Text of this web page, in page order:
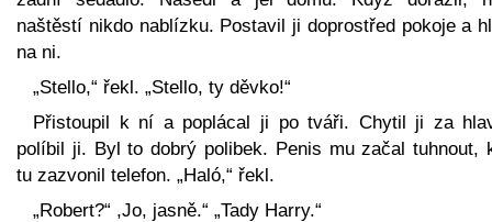
naštěstí nikdo nablízku. Postavil ji doprostřed pokoje a
na ni.
„Stello,“ řekl. „Stello, ty děvko!“
Přistoupil k ní a poplácal ji po tváři. Chytil ji za
políbil ji. Byl to dobrý polibek. Penis mu začal tuhnout,
tu zazvonil telefon. „Haló,“ řekl.
„Robert?“ ,Jo, jasně.“ „Tady Harry.“